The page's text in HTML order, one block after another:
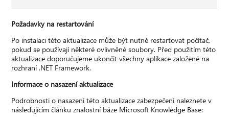
Požadavky na restartování
Po instalaci této aktualizace může být nutné restartovat počítač,
pokud se používají některé ovlivněné soubory. Před použitím této
aktualizace doporučujeme ukončit všechny aplikace založené na
rozhraní .NET Framework.
Informace o nasazení aktualizace
Podrobnosti o nasazení této aktualizace zabezpečení naleznete v
následujícím článku znalostní báze Microsoft Knowledge Base: